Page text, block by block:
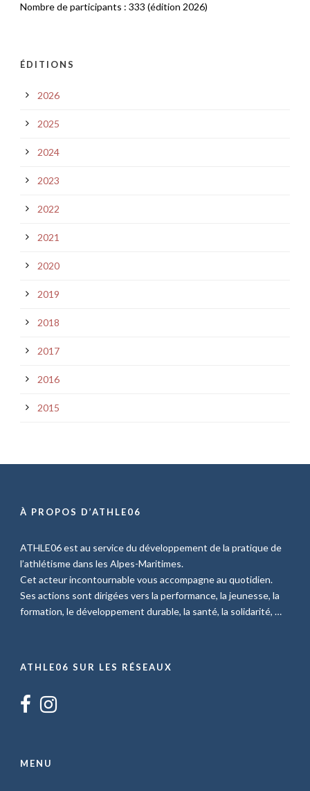
Nombre de participants : 333 (édition 2026)
ÉDITIONS
2026
2025
2024
2023
2022
2021
2020
2019
2018
2017
2016
2015
À PROPOS D’ATHLE06
ATHLE06 est au service du développement de la pratique de
l’athlétisme dans les Alpes-Maritimes.
Cet acteur incontournable vous accompagne au quotidien.
Ses actions sont dirigées vers la performance, la jeunesse, la
formation, le développement durable, la santé, la solidarité, …
ATHLE06 SUR LES RÉSEAUX
MENU